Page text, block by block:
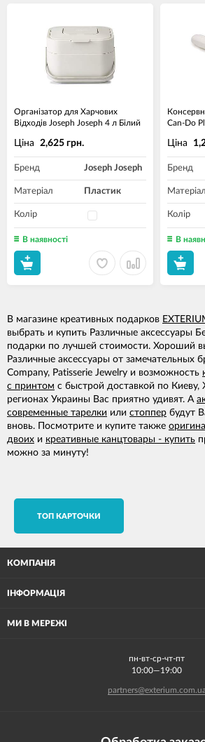
Організатор для Харчових
Відходів Joseph Joseph 4 л Білий
Ціна 2,625 грн.
Бренд Joseph Joseph
Матеріал Пластик
Колір
В наявності
Can-Do
Ціна
Бренд
Матеріал
Колір
В
В магазине креативных подарков
выбрать и купить Различные аксессуары
подарки по лучшей стоимости. Хороший
Различные аксессуары от замечательных
Company, Patisserie Jewelry и возможность
с принтом с быстрой доставкой по
регионах Украины Вас приятно удивят. А
современные тарелки или стоппер будут
вновь. Посмотрите и купите также
двоих и креативные канцтовары - купить
можно за минуту!
TОП КАРТОЧКИ
КОМПАНІЯ
ІНФОРМАЦІЯ
МИ В МЕРЕЖІ
пн-вт-ср-чт-пт
10:00—19:00
partners@exterium.com.ua